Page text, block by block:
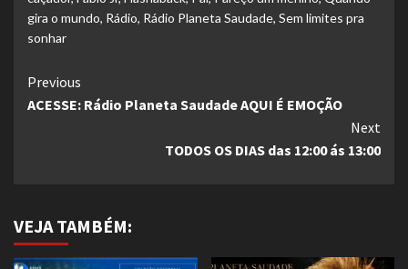
gira o mundo, Rádio, Rádio Planeta Saudade, Sem limites pra
sonhar
Continue
Reading
Previous
ACESSE: Rádio Planeta Saudade AQUI É EMOÇÃO
Next
TODOS OS DIAS das 12:00 ás 13:00
VEJA TAMBÉM: